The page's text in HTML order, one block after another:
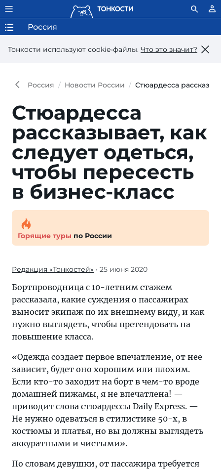
Тонкости используют сookie-файлы. Что это значит?
Россия
Россия Новости России Стюардесса
Стюардесса
рассказывает, как
следует одеться,
чтобы пересесть
в бизнес-класс
Горящие туры по России
Редакция «Тонкостей» • 25 июня 2020
Бортпроводница с 10-летним стажем
рассказала, какие суждения о пассажирах
выносит экипаж по их внешнему виду, и как
нужно выглядеть, чтобы претендовать на
повышение класса.
«Одежда создает первое впечатление, от нее
зависит, будет оно хорошим или плохим.
Если кто-то заходит на борт в чем-то вроде
домашней пижамы, я не впечатлена! —
приводит слова стюардессы Daily Express. —
Не нужно одеваться в стилистике 50-х, в
костюмы и платья, но вы должны выглядеть
аккуратными и чистыми».
По словам девушки, от пассажира требуется